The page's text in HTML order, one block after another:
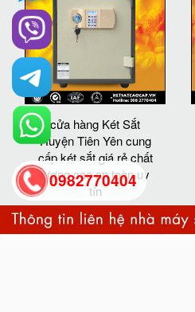
cửa hàng Két Sắt
Huyện Tiên Yên cung
cấp két sắt giá rẻ chất
lượng cao an toàn uy
tín
0982770404